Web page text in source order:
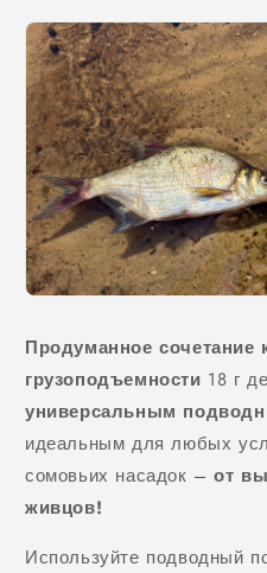
Продуманное
грузоподъемности 18 г
универсальным
идеальным для любых
сомовьих насадок –от
живцов!
Используйте подводный